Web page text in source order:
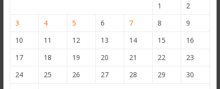
1
2
3
4 5 6 7 8
9
10
11 12 13 14 15
16
17
18 19 20 21 22
23
24
25 26 27 28 29
30